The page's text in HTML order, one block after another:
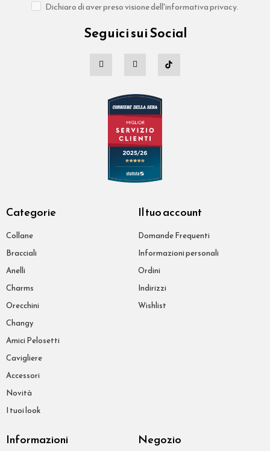
Dichiaro di aver preso visione dell'informativa privacy.
Seguici sui Social
Categorie
Collane
Bracciali
Anelli
Charms
Orecchini
Changy
Amici Pelosetti
Cavigliere
Accessori
Novità
I tuoi look
Il tuo account
Domande Frequenti
Informazioni personali
Ordini
Indirizzi
Wishlist
Informazioni Negozio